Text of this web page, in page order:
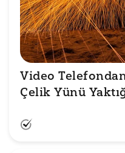
Video
Çelik Yünü